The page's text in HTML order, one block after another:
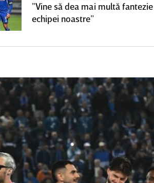
”Vine să dea mai multă fantezie
echipei noastre”